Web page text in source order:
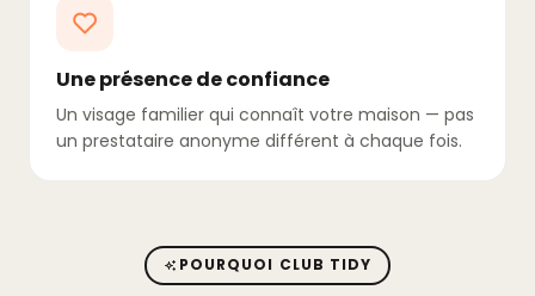
Une présence de confiance
Un visage familier qui connaît votre maison — pas
un prestataire anonyme différent à chaque fois.
POURQUOI CLUB TIDY